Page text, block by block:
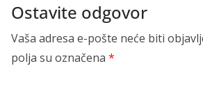
Ostavite odgovor
Vaša adresa e-pošte neće biti
polja su označena *